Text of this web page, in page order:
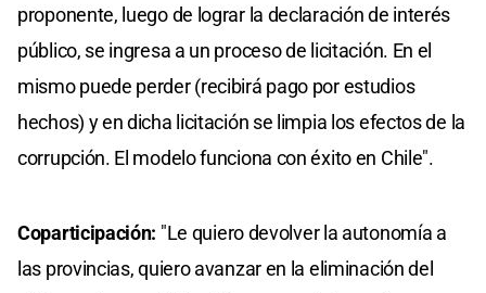
proponente, luego de lograr la declaración de interés
público, se ingresa a un proceso de licitación. En el
mismo puede perder (recibirá pago por estudios
hechos) y en dicha licitación se limpia los efectos de la
corrupción. El modelo funciona con éxito en Chile".
Coparticipación: "Le quiero devolver la autonomía a
las provincias, quiero avanzar en la eliminación del